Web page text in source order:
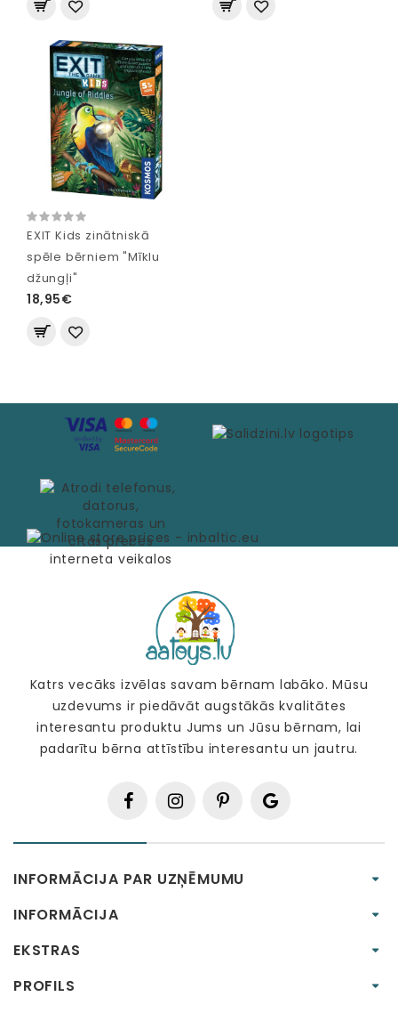
EXIT Kids zinātniskā
spēle bērniem "Mīklu
džungļi"
18,95€
Katrs vecāks izvēlas savam bērnam labāko. Mūsu
uzdevums ir piedāvāt augstākās kvalitātes
interesantu produktu Jums un Jūsu bērnam, lai
padarītu bērna attīstību interesantu un jautru.
INFORMĀCIJA PAR UZŅĒMUMU
INFORMĀCIJA
EKSTRAS
PROFILS